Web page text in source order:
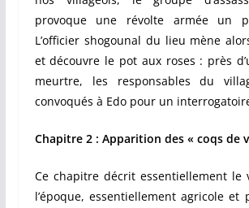
provoque une révolte armée un
L’officier shogounal du lieu mène
et découvre le pot aux roses : près
meurtre, les responsables du
convoqués à Edo pour un
Chapitre 2 : Apparition des « coqs de
Ce chapitre décrit essentiellement le
l’époque, essentiellement agricole et